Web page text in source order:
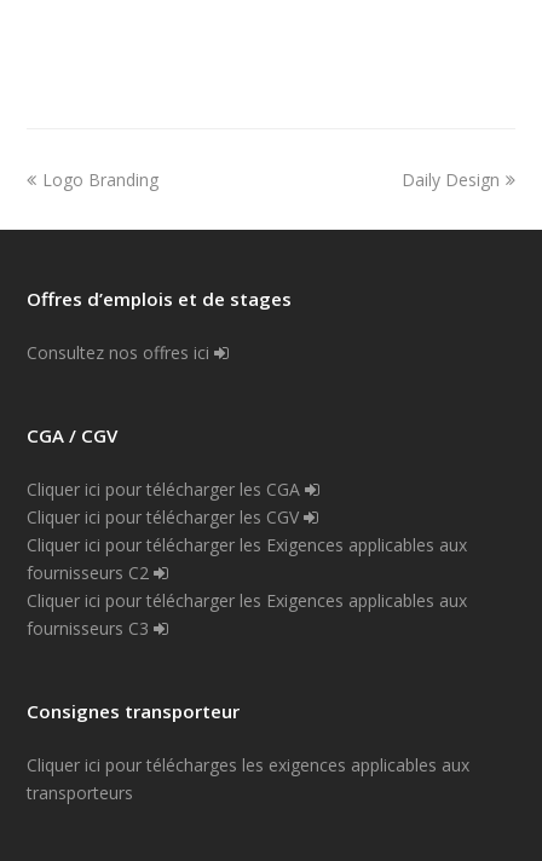
Logo Branding Daily Design
Offres d’emplois et de stages
Consultez nos offres ici
CGA / CGV
Cliquer ici pour télécharger les CGA
Cliquer ici pour télécharger les CGV
Cliquer ici pour télécharger les Exigences applicables aux
fournisseurs C2
Cliquer ici pour télécharger les Exigences applicables aux
fournisseurs C3
Consignes transporteur
Cliquer ici pour télécharges les exigences applicables aux
transporteurs